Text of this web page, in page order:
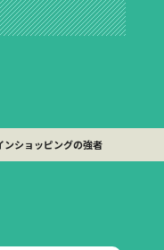
ショッピングの強者